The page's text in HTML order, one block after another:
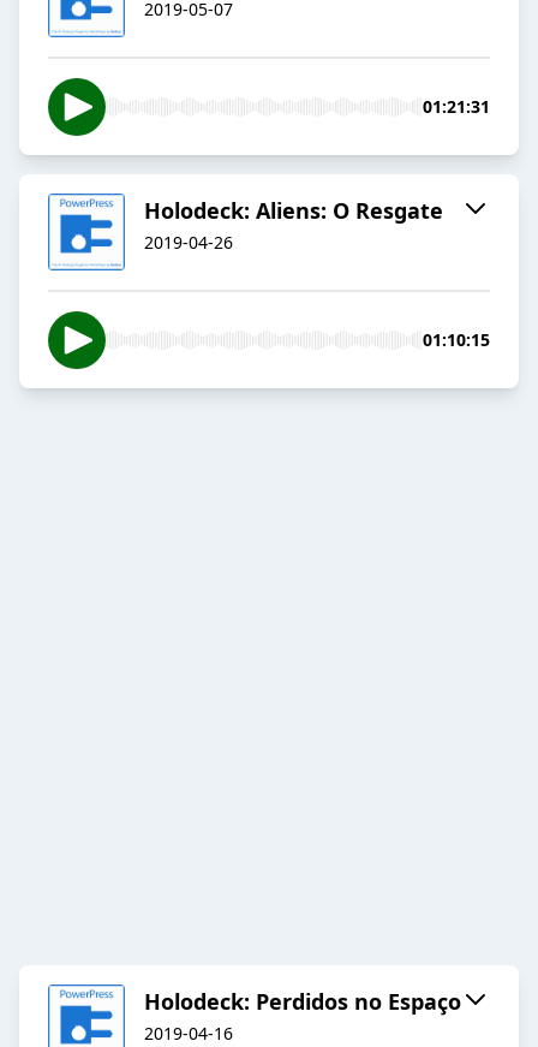
2019-05-07
01:21:31
Holodeck: Aliens: O Resgate
2019-04-26
01:10:15
Holodeck: Perdidos no Espaço
2019-04-16